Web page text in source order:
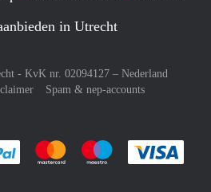
in Utrecht
- KvK nr. 02094127 – Nederland
Spam & nep-accounts
Je rekent gemakkelijk af met Paypal
Je rekent gemakkelijk af met
Je rekent